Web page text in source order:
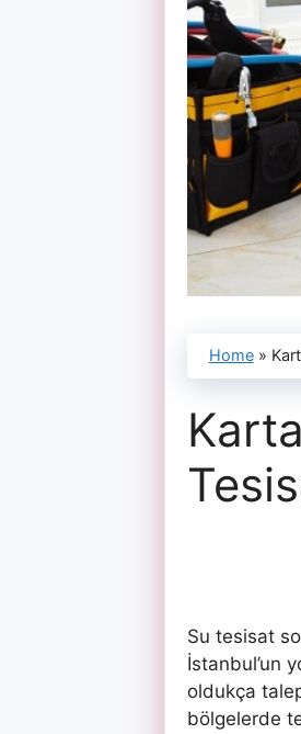
Home»
Su tesisat
İstanbul’un
oldukça
bölgelerde